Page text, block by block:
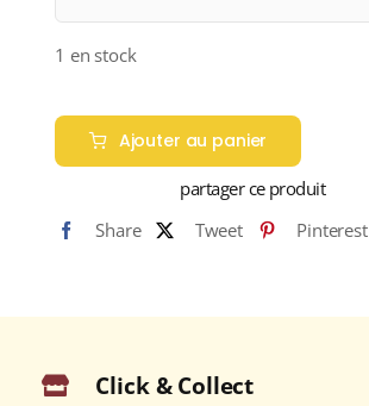
1 en stock
de
Domaines
François-
Xavier
BORIE"
PAUILLAC
Ajouter au panier
partager ce produit
Share
Tweet Pinterest
Click & Collect